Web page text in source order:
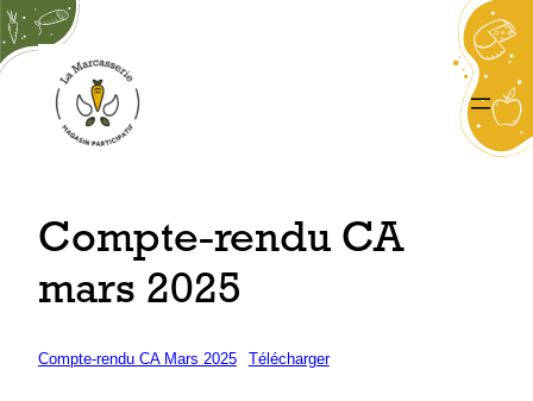
Aller
au
contenu
Compte-rendu CA
mars 2025
Compte-rendu CA Mars 2025 Télécharger